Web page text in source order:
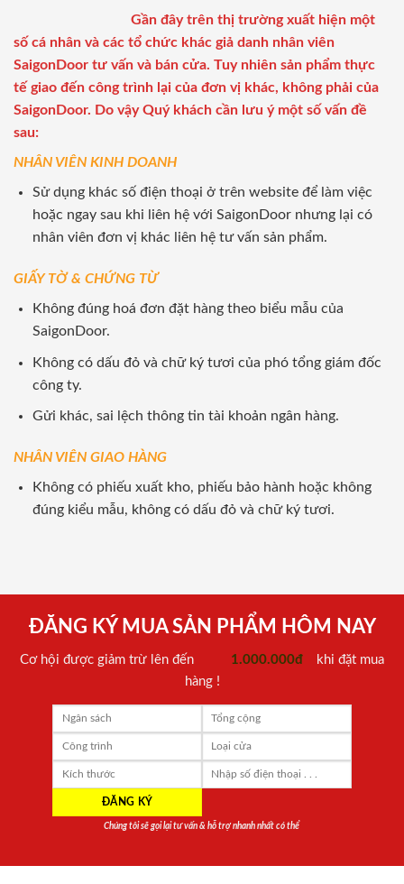
Gần đây trên thị trường xuất hiện một
số cá nhân và các tổ chức khác giả danh nhân viên
SaigonDoor tư vấn và bán cửa. Tuy nhiên sản phẩm thực
tế giao đến công trình lại của đơn vị khác, không phải của
SaigonDoor. Do vậy Quý khách cần lưu ý một số vấn đề
sau:
NHÂN VIÊN KINH DOANH
Sử dụng khác số điện thoại ở trên website để làm việc
hoặc ngay sau khi liên hệ với SaigonDoor nhưng lại có
nhân viên đơn vị khác liên hệ tư vấn sản phẩm.
GIẤY TỜ & CHỨNG TỪ
Không đúng hoá đơn đặt hàng theo biểu mẫu của
SaigonDoor.
Không có dấu đỏ và chữ ký tươi của phó tổng giám đốc
công ty.
Gửi khác, sai lệch thông tin tài khoản ngân hàng.
NHÂN VIÊN GIAO HÀNG
Không có phiếu xuất kho, phiếu bảo hành hoặc không
đúng kiểu mẫu, không có dấu đỏ và chữ ký tươi.
ĐĂNG KÝ MUA SẢN PHẨM HÔM NAY
Cơ hội được giảm trừ lên đến 1.000.000đ
khi đặt mua
hàng !
Chúng tôi sẽ gọi lại tư vấn & hỗ trợ nhanh nhất có thể